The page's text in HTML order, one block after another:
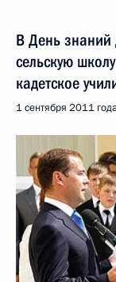
В День знаний
сельскую
кадетское
1 сентября 2011